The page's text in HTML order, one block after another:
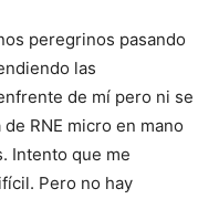
peregrinos pasando
las
de mí pero ni se
RNE micro en mano
Intento que me
Pero no hay